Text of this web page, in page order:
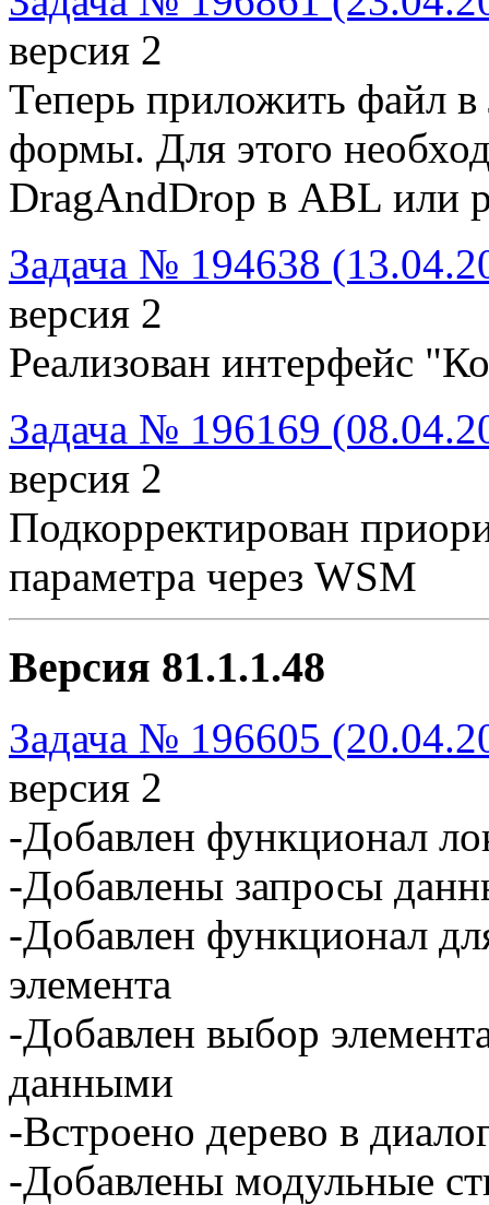
версия 2
Теперь приложить файл
формы. Для этого
DragAndDrop в ABL или
Задача № 194638
версия 2
Реализован интерфейс
Задача № 196169
версия 2
Подкорректирован
параметра через WSM
Версия 81.1.1.48
Задача № 196605
версия 2
-Добавлен функционал
-Добавлены запросы
-Добавлен функционал
элемента
-Добавлен выбор
данными
-Встроено дерево в
-Добавлены модульные